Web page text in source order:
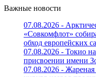
Важные новости
07.08.2026 -
«Совкомфлот»
обход европейских
07.08.2026 - Токио
присвоении имени
07.08.2026 -